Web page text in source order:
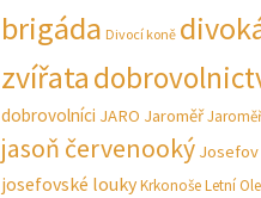
brigáda Divocí koně
zvířata
dobrovolníci JARO Jaroměř
jasoň červenooký Josefov
josefovské loukyKrkonošeLetní